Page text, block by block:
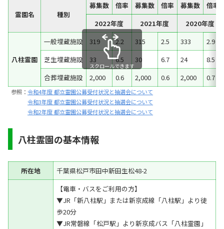
霊園名 種別
募集数 倍率 募集数 倍率 募集数
倍率
2022年度
2021年度 2020年度
八柱霊園
一般埋蔵施設 319 2.2 315 2.5 333
2.9
芝生埋蔵施設
33 6.5 30 6.7 24
8.5
合葬埋蔵施設
2,000 0.6 2,000 0.6 2,000 0.7
スクロールできます
参照： 令和4年度 都立霊園公募受付状況と抽選会について
令和3年度 都立霊園公募受付状況と抽選会について
令和2年度 都立霊園公募受付状況と抽選会について
八柱霊園の基本情報
所在地 千葉県松戸市田中新田生松48-2
【電車・バスをご利用の方】
▼JR「新八柱駅」または新京成線「八柱駅」より徒
歩20分
▼JR常磐線「松戸駅」より新京成バス「八柱霊園」